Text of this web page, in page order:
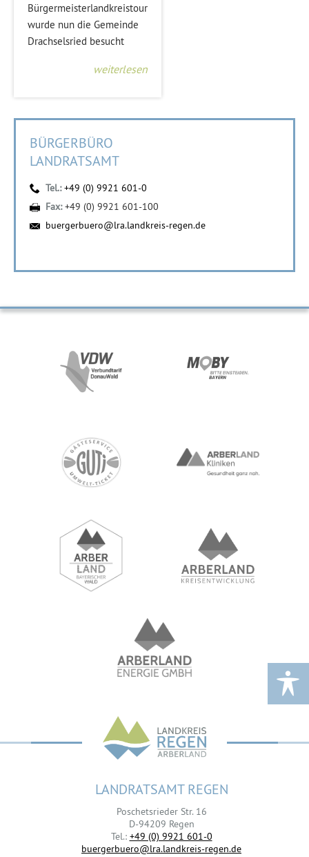
Bürgermeisterlandkreistour
wurde nun die Gemeinde
Drachselsried besucht
weiterlesen
BÜRGERBÜRO
LANDRATSAMT
Tel.:+49 (0) 9921 601-0
Fax:+49 (0) 9921 601-100
buergerbuero@lra.landkreis-regen.de
LANDRATSAMT REGEN
Poschetsrieder Str. 16
D-94209 Regen
Tel.: +49 (0) 9921 601-0
buergerbuero@lra.landkreis-regen.de